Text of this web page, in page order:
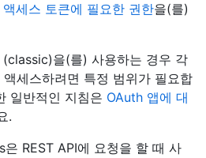
세스 토큰에 필요한 권한을(를)
을(를) 사용하는 경우 각
세스하려면 특정 범위가 필요합
일반적인 지침은 OAuth 앱에 대
.
REST API에 요청을 할 때 사